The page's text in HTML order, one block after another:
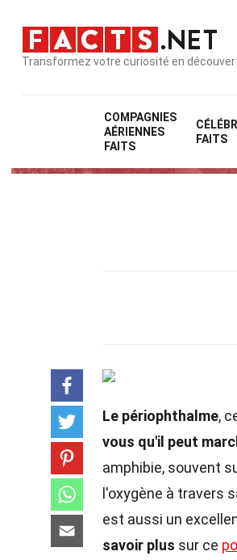
Transformez votre curiosité en
COMPAGNIES
AÉRIENNES
FAITS
FAITS
Le périophthalme,
vous qu'il peut
amphibie, souvent
l'oxygène à travers
est aussi un
savoir plus sur ce